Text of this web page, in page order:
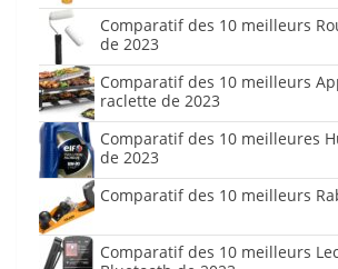
Comparatif des 10 meilleurs
de 2023
Comparatif des 10 meilleurs
raclette de 2023
Comparatif des 10 meilleures
de 2023
Comparatif des 10 meilleurs
Comparatif des 10 meilleurs